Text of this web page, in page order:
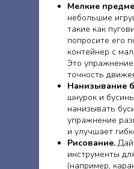
Мелкие
небольшие
такие как
попросите его
контейнер с
Это
точность
Нанизывание
шнурок и
нанизывать
упражнение
и улучшает
Рисование.
инструменты
(например,